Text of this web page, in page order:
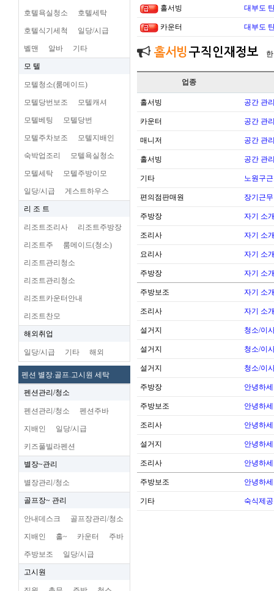
호텔욕실청소 호텔세탁
호텔식기세척 일당/시급
벨맨 알바 기타
모 텔
모텔청소(룸메이드)
모텔당번보조 모텔캐셔
모텔베팅 모텔당번
모텔주차보조 모텔지배인
숙박업조리 모텔욕실청소
모텔세탁 모텔주방이모
일당/시급 게스트하우스
리 조 트
리조트조리사 리조트주방장
리조트주 룸메이드(청소)
리조트관리청소
리조트관리청소
리조트카운터안내
리조트찬모
해외취업
일당/시급 기타 해외
펜션 별장.골프.고시원 세탁
펜션관리/청소
펜션관리/청소 펜션주바
지배인 일당/시급
키즈풀빌라펜션
별장~관리
별장관리/청소
골프장~ 관리
안내데스크 골프장관리/청소
지배인 홀~ 카운터 주바
주방보조 일당/시급
고시원
홀서빙 대부도
카운터 대부도
홀서빙 구직인재정보
업종
홀서빙 공간 관
카운터 공간 관
매니저 공간 관
홀서빙 공간 관
기타 노원구
편의점판매원 장기근
주방장 자기 소
조리사 자기 소
요리사 자기 소
주방장 자기 소
주방보조 자기 소
조리사 자기 소
설거지 청소/이
설거지 청소/이
설거지 청소/이
주방장 안녕하
주방보조 안녕하
조리사 안녕하
설거지 안녕하
조리사 안녕하
주방보조 안녕하
기타 숙식제